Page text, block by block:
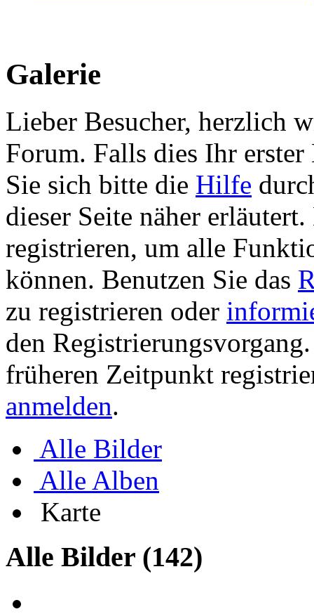
Galerie
Lieber Besucher, herzlich
Forum. Falls dies Ihr erster
Sie sich bitte die Hilfe
dieser Seite näher
registrieren, um alle
können. Benutzen Sie das
zu registrieren oder
den
früheren Zeitpunkt
anmelden.
Alle Bilder
Alle Alben
Karte
Alle Bilder (142)